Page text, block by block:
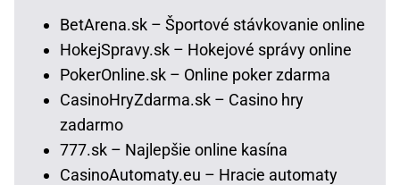
BetArena.sk – Športové stávkovanie online
HokejSpravy.sk – Hokejové správy online
PokerOnline.sk – Online poker zdarma
CasinoHryZdarma.sk – Casino hry
zadarmo
777.sk – Najlepšie online kasína
CasinoAutomaty.eu – Hracie automaty